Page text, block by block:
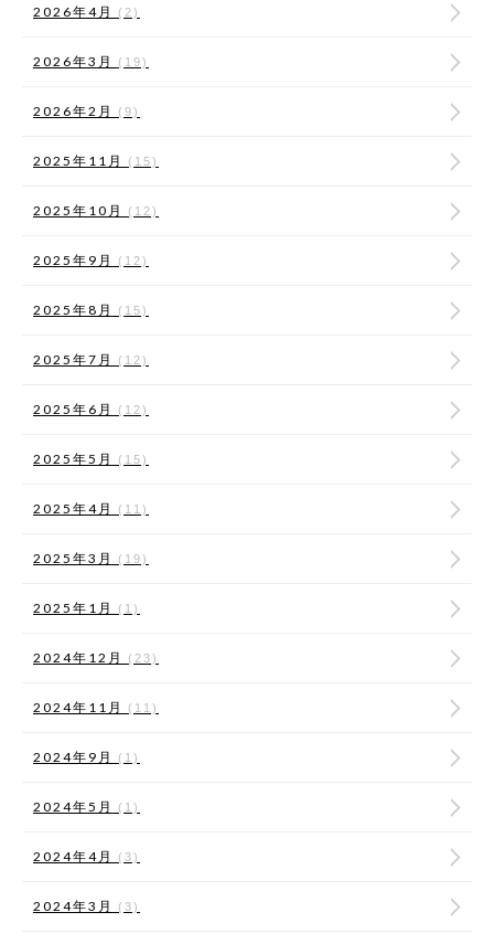
2026年4月 (2)
2026年3月 (19)
2026年2月 (9)
2025年11月 (15)
2025年10月 (12)
2025年9月 (12)
2025年8月 (15)
2025年7月 (12)
2025年6月 (12)
2025年5月 (15)
2025年4月 (11)
2025年3月 (19)
2025年1月 (1)
2024年12月 (23)
2024年11月 (11)
2024年9月 (1)
2024年5月 (1)
2024年4月 (3)
2024年3月 (3)